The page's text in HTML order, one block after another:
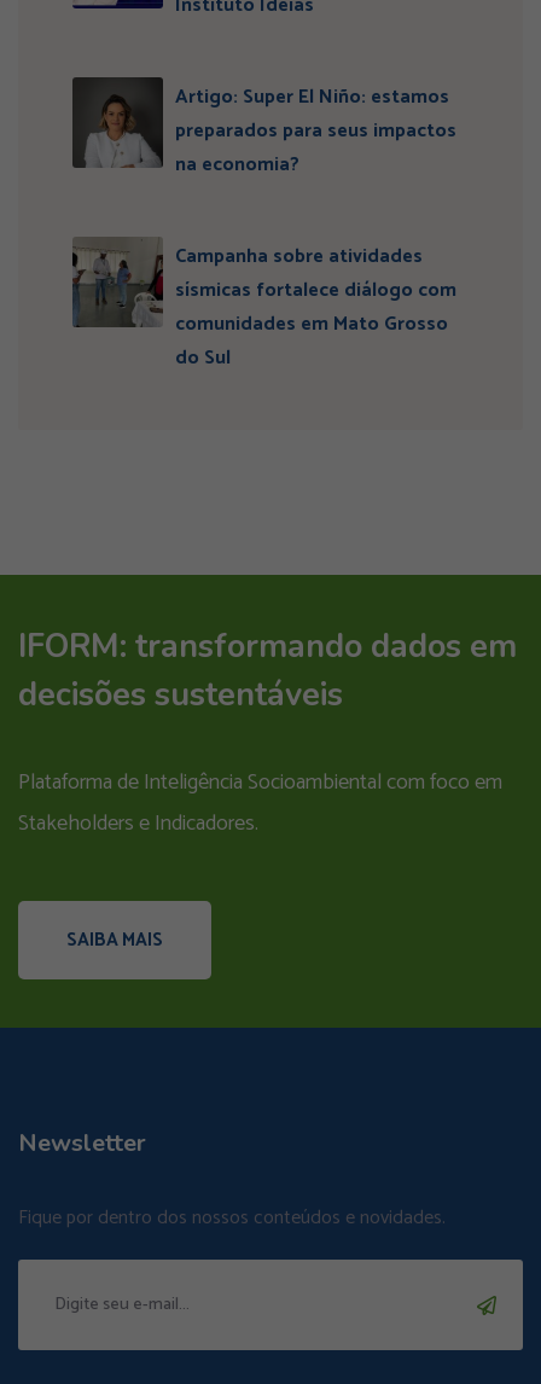
Artigo: Super El Niño: estamos
preparados para seus impactos
na economia?
Campanha sobre atividades
sísmicas fortalece diálogo com
comunidades em Mato Grosso
do Sul
IFORM: transformando dados em
decisões sustentáveis
Plataforma de Inteligência Socioambiental com foco em
Stakeholders e Indicadores.
SAIBA MAIS
Newsletter
Fique por dentro dos nossos conteúdos e novidades.